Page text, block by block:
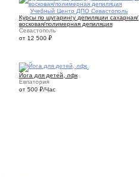
Учебный Центр ДПО Севастополь
Курсы по шугарингу депиляции сахарная/
восковая/полимерная депиляция
Севастополь
от 12 500 ₽
Йога для детей, лфк
Евпатория
от 500 ₽/Час